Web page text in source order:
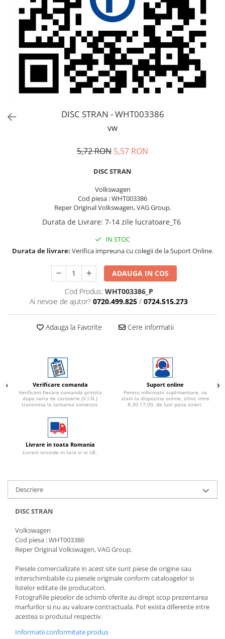
MOVANO
TIGRA-B 2004-2009
VECTRA-C 2002-2008
VIVARO
Mazda CX-80 KL
SX4 S-CROSS Hybrid 48V 2020-
prezent
S-CROSS HYBRID 48V 2022-prezent
VITARA 2015-prezent
VITARA Hybrid 48V 2020-prezent
VITARA Strong Hybrid 140V 2022-
prezent
SPARK M300 2010-2018
DISC STRAN - WHT003386
VW
5,72 RON 5,57 RON
DISC STRAN
Volkswagen
Cod piesa : WHT003386
Reper Original Volkswagen, VAG Group.
Durata de Livrare: 7-14 zile lucratoare_T6
IN STOC
Durata de livrare: Verifica impreuna cu colegii de la Suport Online.
ADAUGA IN COS
Cod Produs: WHT003386_P
Ai nevoie de ajutor? 0720.499.825 / 0724.515.273
Adauga la Favorite Cere informatii
Verificare comanda
Verificam fiecare comanda primita
dupa seria de caroserie (V.I.N.)
transmisa la lansarea comenzii.
Suport online
Pentru informatii suplimentare, va
stam la dispozitie online, zilnic intre
8,30-17,00, de luni pana vineri.
Livrare in toata Romania
Livram oriunde in tara si in UE.
Descriere
DISC STRAN
Volkswagen
Cod piesa : WHT003386
Reper Original Volkswagen, VAG Group.
Piesele comercializate in acest site sunt piese de origine sau
interschimbabile cu piesele originale conform cataloagelor si
listelor editate de producatori.
Fotografiile pieselor de schimb oferite au drept scop prezentarea
marfurilor si nu au valoare contractuala. Pot exista diferente intre
acestea si produsul respectiv.
Informatii conformitate produs